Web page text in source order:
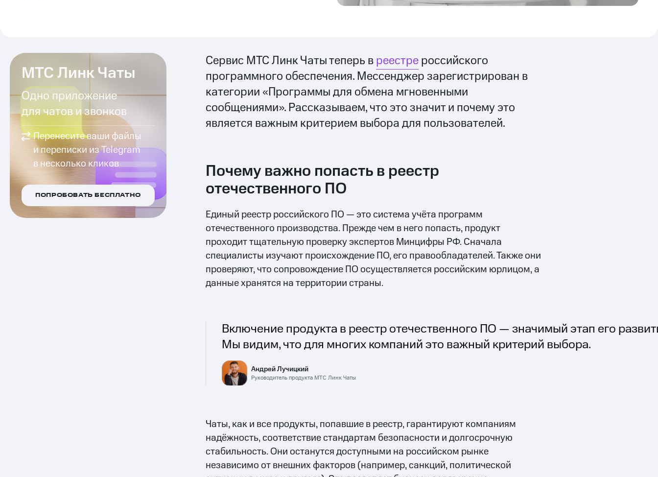
МТС Линк Чаты
Одно приложение
для чатов и звонков
Перенесите ваши файлы
и переписки из Telegram
в несколько кликов
ПОПРОБОВАТЬ БЕСПЛАТНО
Cервис МТС Линк Чаты теперь вреестрероссийского
программного обеспечения. Мессенджер зарегистрирован в
категории «Программы для обмена мгновенными
сообщениями». Рассказываем, что это значит и почему это
является важным критерием выбора для пользователей.
Почему важно попасть в реестр
отечественного ПО
Единый реестр российского ПО — это система учёта программ
отечественного производства. Прежде чем в него попасть, продукт
проходит тщательную проверку экспертов Минцифры РФ. Сначала
специалисты изучают происхождение ПО, его правообладателей. Также они
проверяют, что сопровождение ПО осуществляется российским юрлицом, а
данные хранятся на территории страны.
Включение продукта в реестр отечественного ПО — значимый этап его
Мы видим, что для многих компаний это важный критерий выбора.
Андрей Лучицкий
Руководитель продукта МТС Линк Чаты
Чаты, как и все продукты, попавшие в реестр, гарантируют компаниям
надёжность, соответствие стандартам безопасности и долгосрочную
стабильность. Они останутся доступными на российском рынке
независимо от внешних факторов (например, санкций, политической